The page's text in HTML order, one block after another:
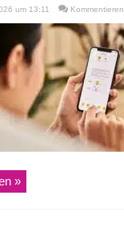
um 13:11 Kommentieren
»